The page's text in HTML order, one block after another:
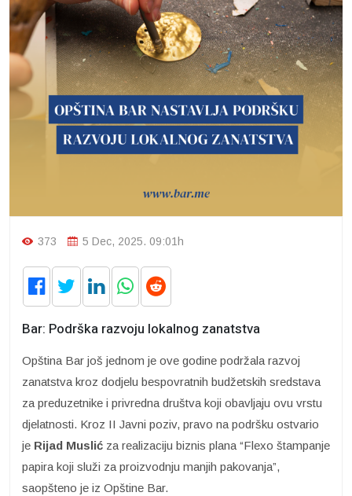
373 5 Dec, 2025. 09:01h
Bar: Podrška razvoju lokalnog zanatstva
Opština Bar još jednom je ove godine podržala razvoj
zanatstva kroz dodjelu bespovratnih budžetskih sredstava
za preduzetnike i privredna društva koji obavljaju ovu vrstu
djelatnosti. Kroz II Javni poziv, pravo na podršku ostvario
je Rijad Muslić za realizaciju biznis plana “Flexo štampanje
papira koji služi za proizvodnju manjih pakovanja”,
saopšteno je iz Opštine Bar.